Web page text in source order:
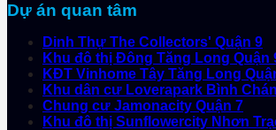
Dự án quan tâm
Dinh Thự The Collectors' Quận 9
Khu đô thị Đông Tăng Long Quận
KĐT Vinhome Tây Tăng Long
Khu dân cư Loverapark Bình
Chung cư Jamonacity Quận 7
Khu đô thị Sunflowercity Nhơn